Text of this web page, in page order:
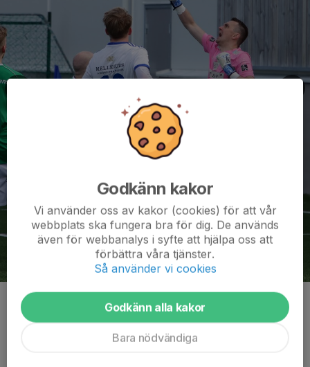
Kommentarer
Godkänn kakor
Vi använder oss av kakor (cookies) för att vår
webbplats ska fungera bra för dig. De används
även för webbanalys i syfte att hjälpa oss att
förbättra våra tjänster.
Så använder vi cookies
Godkänn alla kakor
Bara nödvändiga